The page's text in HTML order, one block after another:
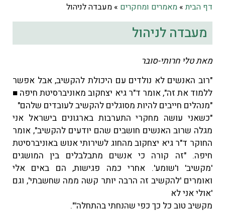
דף הבית» מאמרים ומחקרים » מעבדה לניהול
מעבדה לניהול
מאת טלי חרותי-סובר
"רוב האנשים לא נולדים עם היכולת להקשיב, אבל אפשר
ללמוד את זה", אומר ד"ר גיא יצחקוב מאוניברסיטת חיפה ■
"מנהלים חייבים להיות מסוגלים להקשיב לעובדים שלהם"
"כשאני עושה מחקרי התערבות בארגונים בישראל אני
מגלה שרוב האנשים חושבים שהם יודעים להקשיב", אומר
החוקר ד"ר גיא יצחקוב מהחוג לשירותי אנוש באוניברסיטת
חיפה. "זה קורה כי אנשים מתבלבלים בין המושגים
'מקשיב' ו'שומע'. אחרי כמה פגישות, הם באים אלי
ואומרים 'להקשיב זה הרבה יותר קשה ממה שחשבתי', וגם
'אולי אני לא
מקשיב טוב כל כך כפי שהנחתי בהתחלה'".